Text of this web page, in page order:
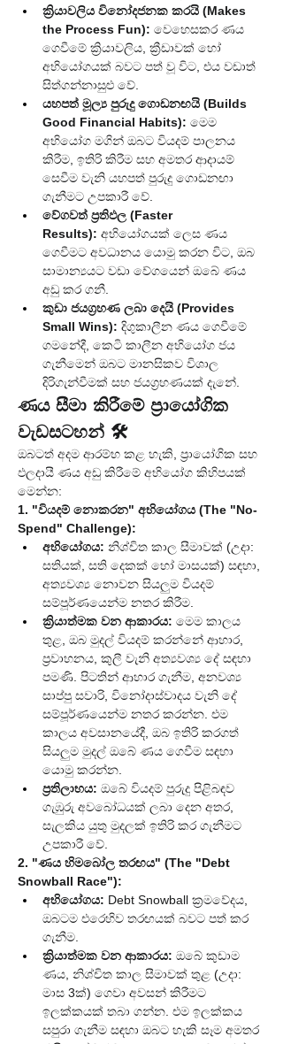
ක්‍රියාවලිය විනෝදජනක කරයි (Makes
the Process Fun): වෙහෙසකර ණය
ගෙවීමේ ක්‍රියාවලිය, ක්‍රීඩාවක් හෝ
අභියෝගයක් බවට පත් වූ විට, එය වඩාත්
සිත්ගන්නාසුළු වේ.
යහපත් මූල්‍ය පුරුදු ගොඩනඟයි (Builds
Good Financial Habits): මෙම
අභියෝග මගින් ඔබට වියදම් පාලනය
කිරීම, ඉතිරි කිරීම සහ අමතර ආදායම්
සෙවීම වැනි යහපත් පුරුදු ගොඩනඟා
ගැනීමට උපකාරී වේ.
වේගවත් ප්‍රතිඵල (Faster
Results): අභියෝගයක් ලෙස ණය
ගෙවීමට අවධානය යොමු කරන විට, ඔබ
සාමාන්‍යයට වඩා වේගයෙන් ඔබේ ණය
අඩු කර ගනී.
කුඩා ජයග්‍රහණ ලබා දෙයි (Provides
Small Wins): දිගුකාලීන ණය ගෙවීමේ
ගමනේදී, කෙටි කාලීන අභියෝග ජය
ගැනීමෙන් ඔබට මානසිකව විශාල
දිරිගැන්වීමක් සහ ජයග්‍රහණයක් දැනේ.
ණය සීමා කිරීමේ ප්‍රායෝගික
වැඩසටහන් 🛠️
ඔබටත් අදම ආරම්භ කළ හැකි, ප්‍රායෝගික සහ
ඵලදායී ණය අඩු කිරීමේ අභියෝග කිහිපයක්
මෙන්න:
1. "වියදම් නොකරන" අභියෝගය (The "No-
Spend" Challenge):
අභියෝගය: නිශ්චිත කාල සීමාවක් (උදා:
සතියක්, සති දෙකක් හෝ මාසයක්) සඳහා,
අත්‍යවශ්‍ය නොවන සියලුම වියදම්
සම්පූර්ණයෙන්ම නතර කිරීම.
ක්‍රියාත්මක වන ආකාරය: මෙම කාලය
තුළ, ඔබ මුදල් වියදම් කරන්නේ ආහාර,
ප්‍රවාහනය, කුලී වැනි අත්‍යවශ්‍ය දේ සඳහා
පමණි. පිටතින් ආහාර ගැනීම, අනවශ්‍ය
සාප්පු සවාරි, විනෝදාස්වාදය වැනි දේ
සම්පූර්ණයෙන්ම නතර කරන්න. එම
කාලය අවසානයේදී, ඔබ ඉතිරි කරගත්
සියලුම මුදල් ඔබේ ණය ගෙවීම සඳහා
යොමු කරන්න.
ප්‍රතිලාභය: ඔබේ වියදම් පුරුදු පිළිබඳව
ගැඹුරු අවබෝධයක් ලබා දෙන අතර,
සැලකිය යුතු මුදලක් ඉතිරි කර ගැනීමට
උපකාරී වේ.
2. "ණය හිමබෝල තරඟය" (The "Debt
Snowball Race"):
අභියෝගය: Debt Snowball ක්‍රමවේදය,
ඔබටම එරෙහිව තරඟයක් බවට පත් කර
ගැනීම.
ක්‍රියාත්මක වන ආකාරය: ඔබේ කුඩාම
ණය, නිශ්චිත කාල සීමාවක් තුළ (උදා:
මාස 3ක්) ගෙවා අවසන් කිරීමට
ඉලක්කයක් තබා ගන්න. එම ඉලක්කය
සපුරා ගැනීම සඳහා ඔබට හැකි සෑම අමතර